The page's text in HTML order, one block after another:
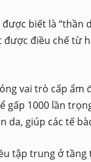
biết là
điều chế từ
vai trò cấp ẩm
gấp 1000 lần
da, giúp các tế
tập trung ở